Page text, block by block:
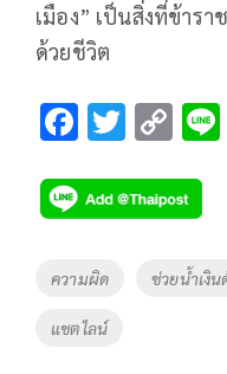
เมือง” เป็นสิ่งที่ข้าร
ด้วยชีวิต
F
e
b
o
o
k
T
tt
er
C
p
y
Li
Tags
ความผิด ช่วยน้ำเงิน
แชตไลน์